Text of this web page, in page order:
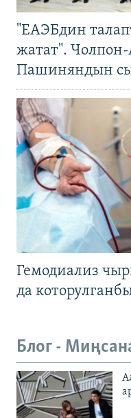
"ЕАЭБдин
жатат".
Пашиняндын
Гемодиализ
да
Блог -